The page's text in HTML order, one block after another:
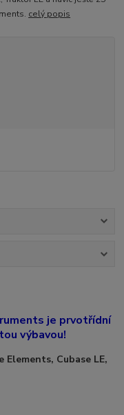
celý popis
je prvotřídní
výbavou!
Cubase LE,